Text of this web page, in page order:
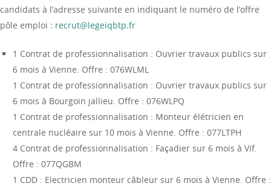
candidats à l’adresse suivante en indiquant le numéro de l’offre
pôle emploi : recrut@legeiqbtp.fr
1 Contrat de professionnalisation : Ouvrier travaux publics sur
6 mois à Vienne. Offre : 076WLML
1 Contrat de professionnalisation : Ouvrier travaux publics sur
6 mois à Bourgoin jallieu. Offre : 076WLPQ
1 Contrat de professionnalisation : Monteur élétricien en
centrale nucléaire sur 10 mois à Vienne. Offre : 077LTPH
4 Contrat de professionnalisation : Façadier sur 6 mois à Vif.
Offre : 077QGBM
1 CDD : Electricien monteur câbleur sur 6 mois à Vienne. Offre :